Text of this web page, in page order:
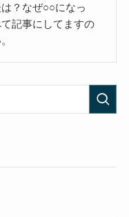
？なぜ○○になっ
記事にしてますの